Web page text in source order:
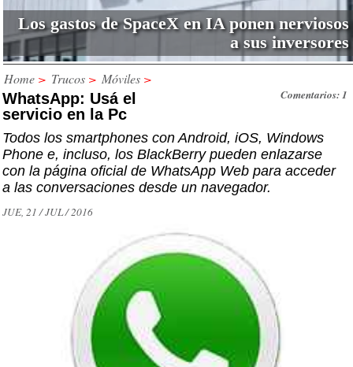
Los gastos de SpaceX en IA ponen nerviosos
a sus inversores
Home > Trucos > Móviles >
Comentarios: 1
WhatsApp: Usá el
servicio en la Pc
Todos los smartphones con Android, iOS, Windows
Phone e, incluso, los BlackBerry pueden enlazarse
con la página oficial de WhatsApp Web para acceder
a las conversaciones desde un navegador.
JUE, 21 / JUL / 2016